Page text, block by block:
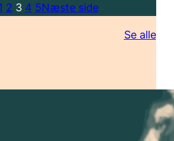
2 3 4 5Næste side
Se alle